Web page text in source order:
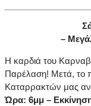
–
Η καρδιά του
Παρέλαση! Μετά, το
Καταρρακτών μας
Ώρα: 6μμ –